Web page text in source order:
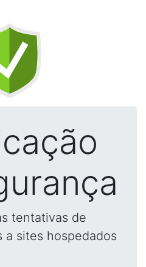
tentativas de
a sites hospedados